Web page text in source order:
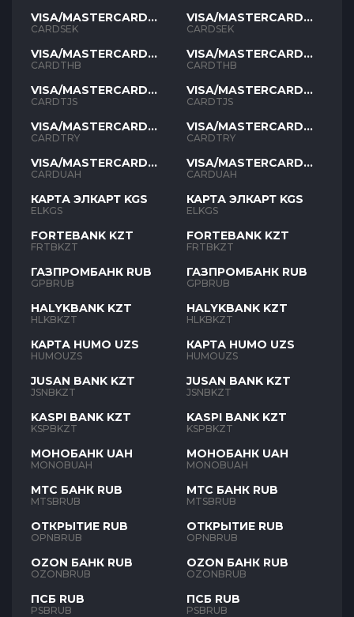
VISA/MASTERCARD
SEK
CARDSEK
VISA/MASTERCARD
THB
CARDTHB
VISA/MASTERCARD
TJS
CARDTJS
VISA/MASTERCARD
TYR
CARDTRY
VISA/MASTERCARD
UAH
CARDUAH
КАРТА ЭЛКАРТ KGS
ELKGS
FORTEBANK KZT
FRTBKZT
ГАЗПРОМБАНК RUB
GPBRUB
HALYKBANK KZT
HLKBKZT
КАРТА HUMO UZS
HUMOUZS
JUSAN BANK KZT
JSNBKZT
KASPI BANK KZT
KSPBKZT
МОНОБАНК UAH
MONOBUAH
МТС БАНК RUB
MTSBRUB
ОТКРЫТИЕ RUB
OPNBRUB
OZON БАНК RUB
OZONBRUB
ПСБ RUB
PSBRUB
VISA/MASTERCARD
SEK
CARDSEK
VISA/MASTERCARD
THB
CARDTHB
VISA/MASTERCARD
TJS
CARDTJS
VISA/MASTERCARD
TYR
CARDTRY
VISA/MASTERCARD
UAH
CARDUAH
КАРТА ЭЛКАРТ KGS
ELKGS
FORTEBANK KZT
FRTBKZT
ГАЗПРОМБАНК RUB
GPBRUB
HALYKBANK KZT
HLKBKZT
КАРТА HUMO UZS
HUMOUZS
JUSAN BANK KZT
JSNBKZT
KASPI BANK KZT
KSPBKZT
МОНОБАНК UAH
MONOBUAH
МТС БАНК RUB
MTSBRUB
ОТКРЫТИЕ RUB
OPNBRUB
OZON БАНК RUB
OZONBRUB
ПСБ RUB
PSBRUB